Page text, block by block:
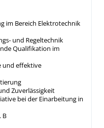
im Bereich Elektrotechnik
und Regeltechnik
Qualifikation im
und effektive
Zuverlässigkeit
bei der Einarbeitung in
B